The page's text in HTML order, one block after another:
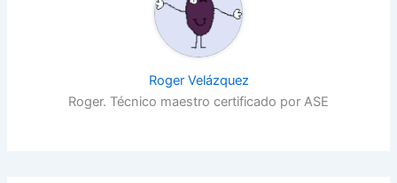
Roger Velázquez
Roger. Técnico maestro certificado por ASE